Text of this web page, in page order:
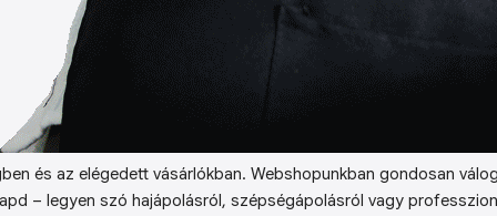
és az elégedett vásárlókban. Webshopunkban gondosan
– legyen szó hajápolásról, szépségápolásról vagy